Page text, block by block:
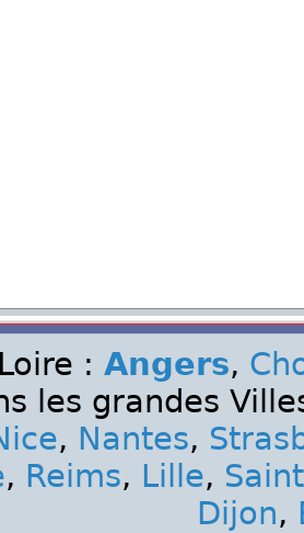
: Angers,
les grandes
, Nantes,
, Reims, Lille,
Dijon,